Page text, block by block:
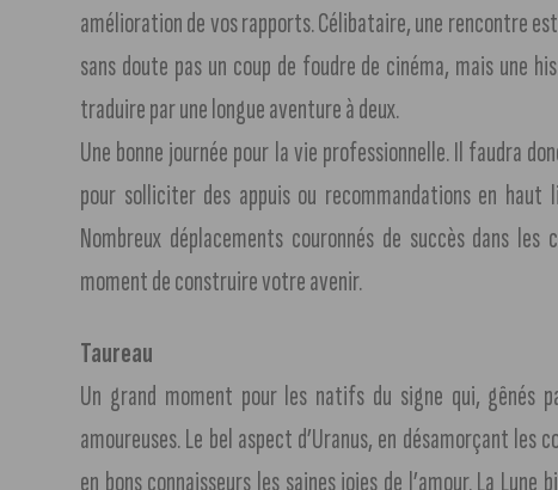
amélioration de vos rapports. Célibataire, une rencontre
sans doute pas un coup de foudre de cinéma, mais une
traduire par une longue aventure à deux.
Une bonne journée pour la vie professionnelle. Il faudra
pour solliciter des appuis ou recommandations en
Nombreux déplacements couronnés de succès dans
moment de construire votre avenir.
Taureau
Un grand moment pour les natifs du signe qui, gênés
amoureuses. Le bel aspect d’Uranus, en désamorçant
en bons connaisseurs les saines joies de l’amour. La